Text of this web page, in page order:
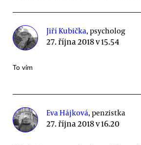
Jiří Kubička, psycholog
27. října 2018 v 15.54
To vím
Eva Hájková, penzistka
27. října 2018 v 16.20